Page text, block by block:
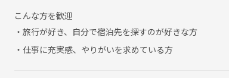
こんな方を歓迎
・旅行が好き、自分で宿泊先を探すのが好きな方
・仕事に充実感、やりがいを求めている方